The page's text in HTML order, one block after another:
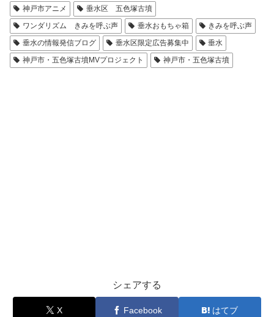
神戸市アニメ
垂水区 五色塚古墳
ワンダリズム きみを呼ぶ声
垂水おもちゃ箱
きみを呼ぶ声
垂水の情報発信ブログ
垂水区限定広告募集中
垂水
神戸市・五色塚古墳MVプロジェクト
神戸市・五色塚古墳
シェアする
X Facebook はてブ